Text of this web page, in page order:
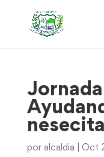
por alcaldia Oct